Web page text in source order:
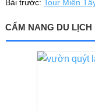
Bài trước: Tour Miền
CẨM NANG DU LỊCH